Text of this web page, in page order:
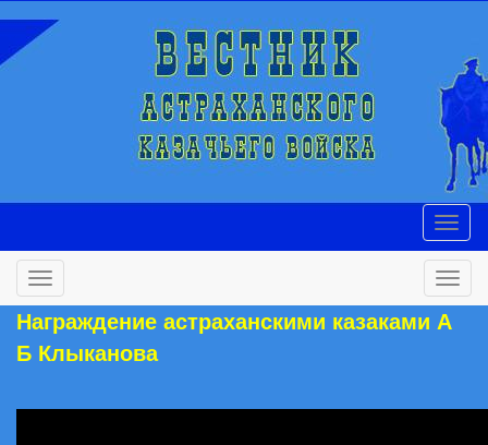
Награждение астраханскими казаками А
Б Клыканова